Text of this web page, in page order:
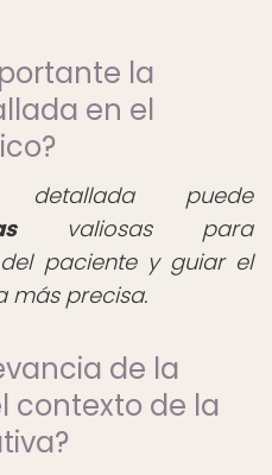
la
en el
detallada puede
valiosas para
paciente y guiar el
más precisa.
de la
contexto de la